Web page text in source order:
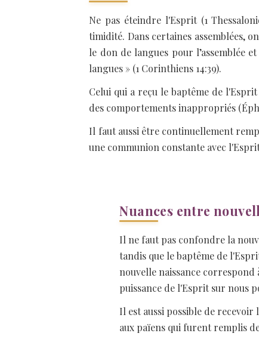
Ne pas éteindre l'Esprit (1
timidité. Dans certaines assemblées,
le don de langues pour l’assemblée
langues » (1 Corinthiens 14:39).
Celui qui a reçu le baptême de
des comportements inappropriés
Il faut aussi être continuellement
une communion constante avec
Nuances entre
Il ne faut pas confondre la
tandis que le baptême de
nouvelle naissance
puissance de l'Esprit sur nous
Il est aussi possible de
aux païens qui furent remplis